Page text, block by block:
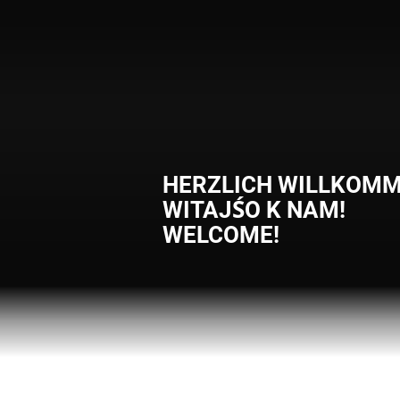
HERZLICH
WITAJŚO K NAM!
WELCOME!